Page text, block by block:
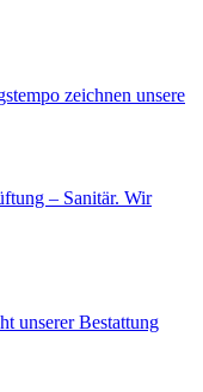
zeichnen unsere
– Sanitär. Wir
unserer Bestattung